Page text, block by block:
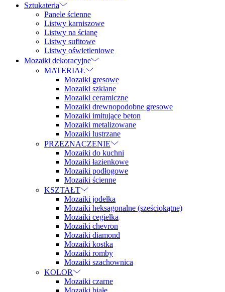
Sztukateria
Panele ścienne
Listwy karniszowe
Listwy na ścianę
Listwy sufitowe
Listwy oświetleniowe
Mozaiki dekoracyjne
MATERIAŁ
Mozaiki gresowe
Mozaiki szklane
Mozaiki ceramiczne
Mozaiki drewnopodobne gresowe
Mozaiki imitujące beton
Mozaiki metalizowane
Mozaiki lustrzane
PRZEZNACZENIE
Mozaiki do kuchni
Mozaiki łazienkowe
Mozaiki podłogowe
Mozaiki ścienne
KSZTAŁT
Mozaiki jodełka
Mozaiki heksagonalne (sześciokątne)
Mozaiki cegiełka
Mozaiki chevron
Mozaiki diamond
Mozaiki kostka
Mozaiki romby
Mozaiki szachownica
KOLOR
Mozaiki czarne
Mozaiki białe